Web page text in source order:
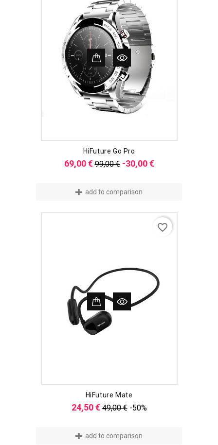
HiFuture Go Pro
69,00 €Verkaufspreis
99,00 € -30,00 €Preis
add to comparison
HiFuture Mate
24,50 €Verkaufspreis
49,00 € -50%Preis
favorite_border
add to comparison